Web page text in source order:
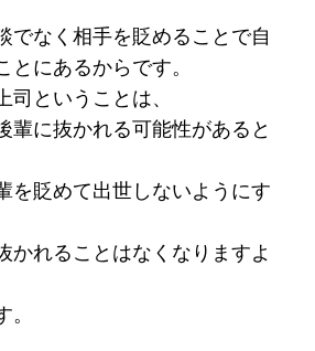
でなく相手を貶めることで自
とにあるからです。
司ということは、
輩に抜かれる可能性があると
を貶めて出世しないようにす
かれることはなくなりますよ